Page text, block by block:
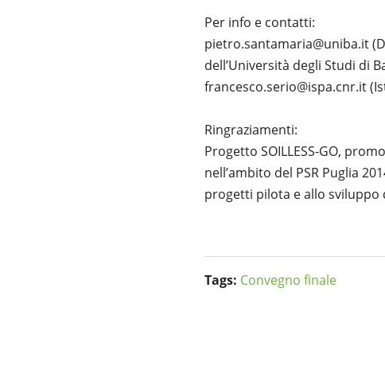
Per info e contatti:
pietro.santamaria@uniba.it
dell’Università degli Studi di
francesco.serio@ispa.cnr.it
Ringraziamenti:
Progetto SOILLESS-GO,
nell’ambito del PSR Puglia
progetti pilota e allo sviluppo
Tags: Convegno finale